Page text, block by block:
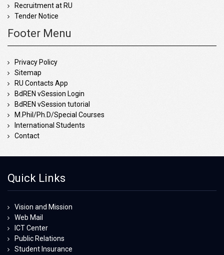
Recruitment at RU
Tender Notice
Footer Menu
Privacy Policy
Sitemap
RU Contacts App
BdREN vSession Login
BdREN vSession tutorial
M.Phil/Ph.D/Special Courses
International Students
Contact
Quick Links
Vision and Mission
Web Mail
ICT Center
Public Relations
Student Insurance